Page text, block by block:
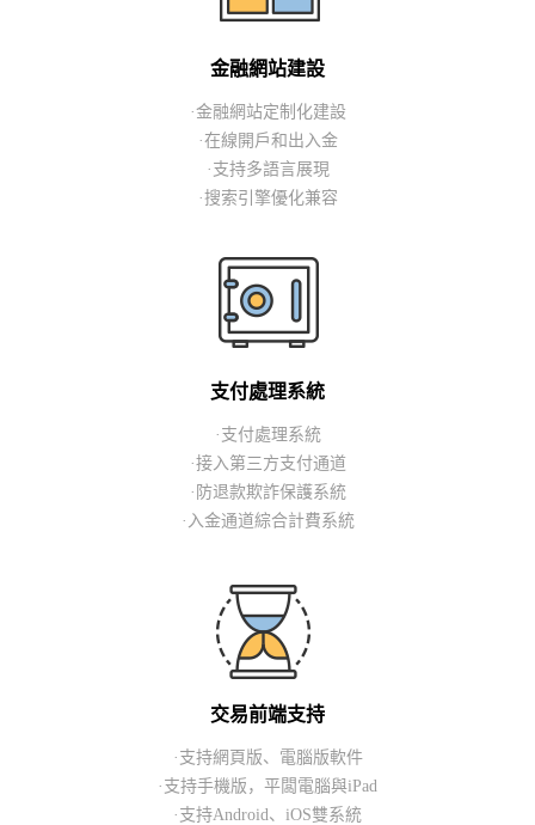
金融網站建設
·金融網站定制化建設
·在線開戶和出入金
·支持多語言展現
·搜索引擎優化兼容
支付處理系統
·支付處理系統
·接入第三方支付通道
·防退款欺詐保護系統
·入金通道綜合計費系統
交易前端支持
·支持網頁版、電腦版軟件
·支持手機版，平闆電腦與iPad
·支持Android、iOS雙系統